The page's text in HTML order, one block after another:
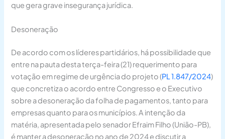
que gera grave insegurança jurídica.
Desoneração
De acordo com os líderes partidários, há possibilidade que
entre na pauta desta terça-feira (21) requerimento para
votação em regime de urgência do projeto (PL 1.847/2024)
que concretiza o acordo entre Congresso e o Executivo
sobre a desoneração da folha de pagamentos, tanto para
empresas quanto para os municípios. A intenção da
matéria, apresentada pelo senador Efraim Filho (União-PB),
é manter a desoneração no ano de 2024 e discutir a